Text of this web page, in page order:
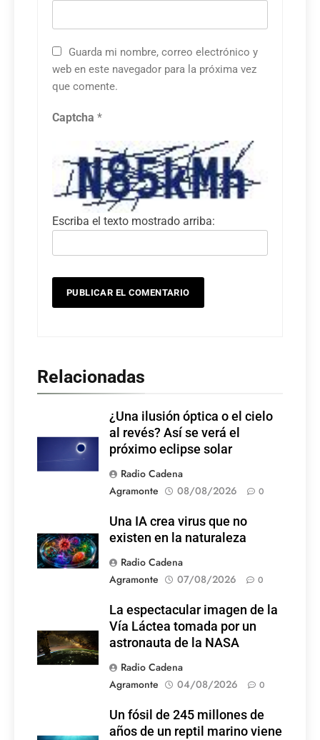
Guarda mi nombre, correo electrónico y
web en este navegador para la próxima vez
que comente.
Captcha *
Escriba el texto mostrado arriba:
Relacionadas
¿Una ilusión óptica o el cielo
al revés? Así se verá el
próximo eclipse solar
Radio Cadena
Agramonte
08/08/2026 0
Una IA crea virus que no
existen en la naturaleza
Radio Cadena
Agramonte
07/08/2026 0
La espectacular imagen de la
Vía Láctea tomada por un
astronauta de la NASA
Radio Cadena
Agramonte
04/08/2026 0
Un fósil de 245 millones de
años de un reptil marino viene